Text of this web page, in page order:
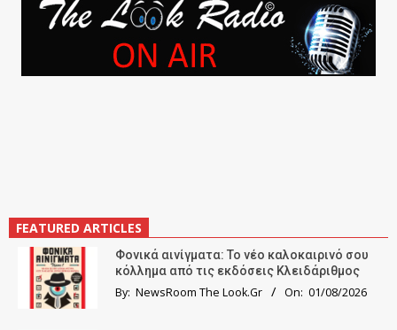
FEATURED ARTICLES
Φονικά αινίγματα: Το νέο καλοκαιρινό σου
κόλλημα από τις εκδόσεις Κλειδάριθμος
By: NewsRoom The Look.Gr On: 01/08/2026